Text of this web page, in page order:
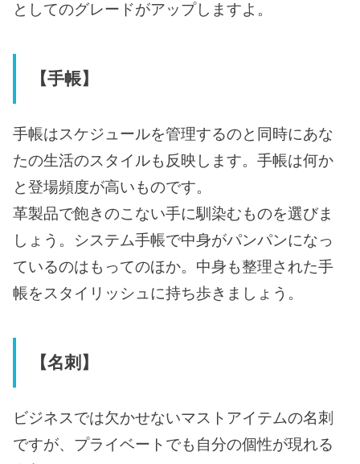
としてのグレードがアップしますよ。
【手帳】
手帳はスケジュールを管理するのと同時にあな
たの生活のスタイルも反映します。手帳は何か
と登場頻度が高いものです。
革製品で飽きのこない手に馴染むものを選びま
しょう。システム手帳で中身がパンパンになっ
ているのはもってのほか。中身も整理された手
帳をスタイリッシュに持ち歩きましょう。
【名刺】
ビジネスでは欠かせないマストアイテムの名刺
ですが、プライベートでも自分の個性が現れる